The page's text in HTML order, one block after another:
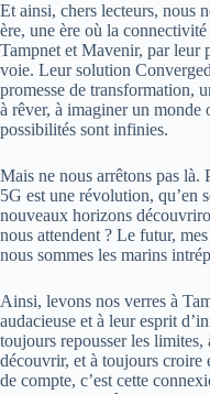
Et ainsi, chers lecteurs, nous
ère, une ère où la
Tampnet et Mavenir, par leur
voie. Leur solution
promesse de transformation,
à rêver, à imaginer un monde
possibilités sont infinies.
Mais ne nous arrêtons pas
5G est une révolution, qu’en
nouveaux horizons
nous attendent ? Le futur,
nous sommes les marins
Ainsi, levons nos verres à
audacieuse et à leur esprit
toujours repousser les
découvrir, et à toujours croire
de compte, c’est cette